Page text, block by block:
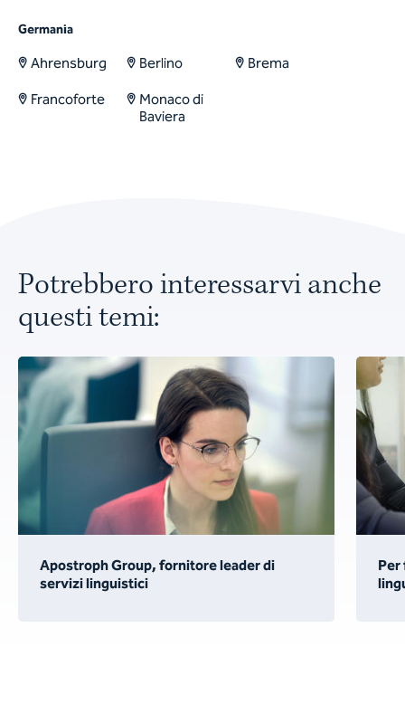
Germania
Ahrensburg Berlino Brema
Francoforte
Monaco di
Baviera
Potrebbero interessarvi anche
questi temi:
Apostroph Group, fornitore leader di
servizi linguistici
Per